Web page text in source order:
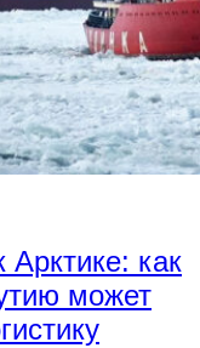
Арктике: как
может